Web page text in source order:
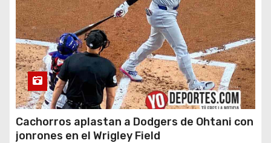
Cachorros aplastan a Dodgers de Ohtani con
jonrones en el Wrigley Field